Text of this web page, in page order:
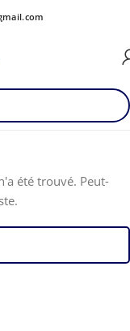
été trouvé. Peut-